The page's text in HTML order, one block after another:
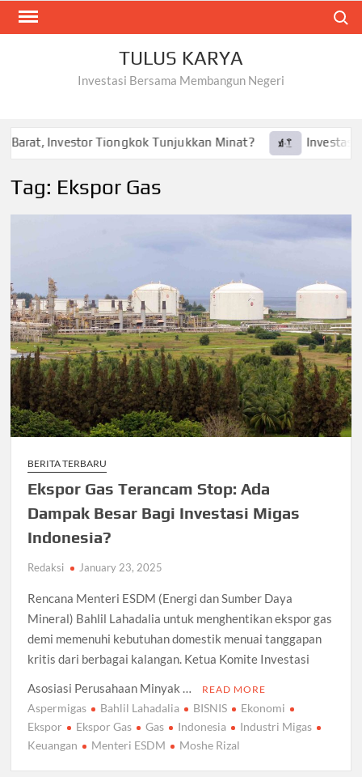
Skip
TULUS KARYA
Investasi Bersama Membangun Negeri
Investor Tiongkok Tunjukkan Minat? Investasi
Tag: Ekspor Gas
BERITA TERBARU
Ekspor Gas Terancam Stop: Ada
Dampak Besar Bagi Investasi Migas
Indonesia?
Redaksi January 23, 2025
Rencana Menteri ESDM (Energi dan Sumber Daya
Mineral) Bahlil Lahadalia untuk menghentikan ekspor gas
demi memenuhi kebutuhan domestik menuai tanggapan
kritis dari berbagai kalangan. Ketua Komite Investasi
Asosiasi Perusahaan Minyak …
READ MORE
Aspermigas Bahlil Lahadalia BISNIS
Ekonomi
Ekspor
Ekspor Gas Gas Indonesia
Industri Migas
Keuangan
Menteri ESDM Moshe Rizal